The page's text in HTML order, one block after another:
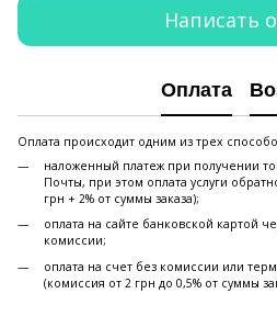
Написать
Оплата
Оплата происходит одним из трех
наложенный платеж при получении
Почты, при этом оплата услуги
грн + 2% от суммы заказа);
оплата на сайте банковской картой
комиссии;
оплата на счет без комиссии или
(комиссия от 2 грн до 0,5% от суммы